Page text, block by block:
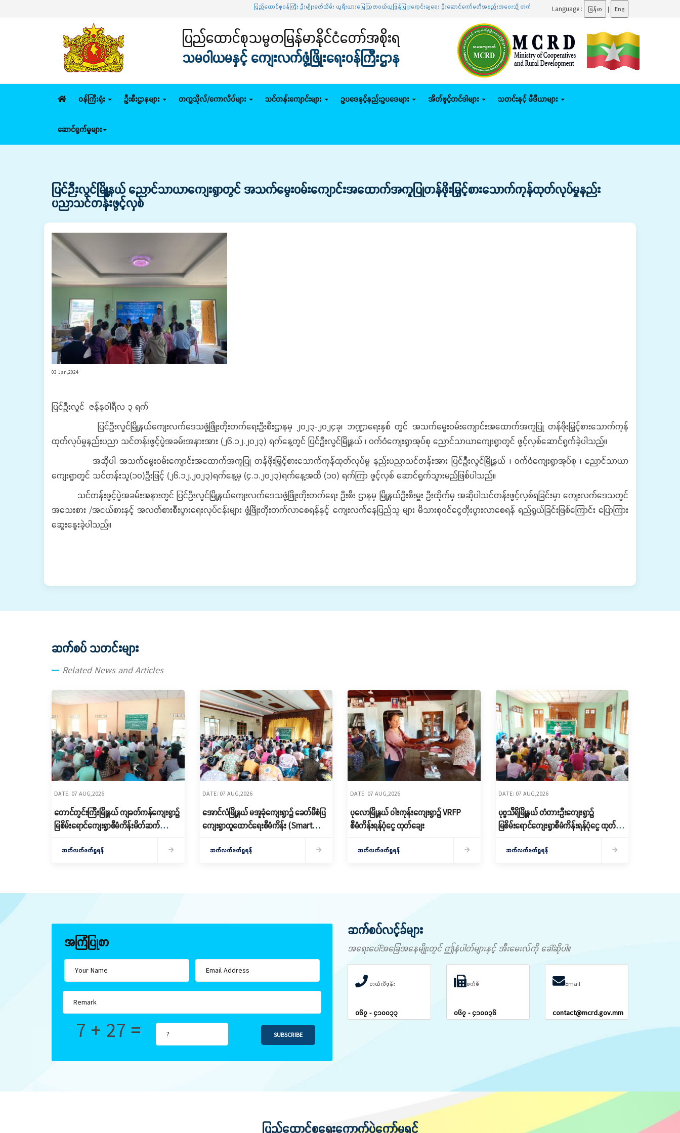
ပြည်ထောင်စုဝန်ကြီး ဦးမျိုးဇော်သိမ်း ယူရီးယားမြေဩဇာဝယ်ယူဖြန့်ဖြူးရောင်းချရေး ဦးဆောင်ကော်မတီအစည်းအဝေးသို့ တက်ရောက်....... ပြည်ထောင်စုဝန်ကြီး ဦးမျိုးဇော်သိမ်း နေပြည်တော်ကောင်စီန
Language : မြန်မာ | Eng
ပြည်ထောင်စုသမ္မတမြန်မာနိုင်ငံတော်အစိုးရ
သမဝါယမနှင့် ကျေးလက်ဖွံ့ဖြိုးရေးဝန်ကြီးဌာန
ဝန်ကြီးရုံး ဦးစီးဌာနများ တက္ကသိုလ်/ကောလိပ်များ သင်တန်းကျောင်းများ ဥပဒေနှင့်နည်းဥပဒေများ အိတ်ဖွင့်တင်ဒါများ သတင်းနှင့် မီဒီယာများ
ဆောင်ရွက်မှုများ
ပြင်ဉီးလွင်မြို့နယ် ညောင်သာယာကျေးရွာတွင် အသက်မွေးဝမ်းကျောင်းအထောက်အကူပြုတန်ဖိုးမြှင့်စားသောက်ကုန်ထုတ်လုပ်မှုနည်း
ပညာသင်တန်းဖွင့်လှစ်
03 Jan,2024
ပြင်ဦးလွင် ဇန်နဝါရီလ ၃ ရက်
ပြင်ဦးလွင်မြို့နယ်ကျေးလက်ဒေသဖွံ့ဖြိုးတိုးတက်ရေးဦးစီးဌာနမှ ၂၀၂၃-၂၀၂၄ခု၊ ဘဏ္ဍာရေးနှစ် တွင် အသက်မွေးဝမ်းကျောင်းအထောက်အကူပြု တန်ဖိုးမြှင့်စားသောက်ကုန်
ထုတ်လုပ်မှုနည်းပညာ သင်တန်းဖွင့်ပွဲအခမ်းအနားအား (၂၆.၁၂.၂၀၂၃) ရက်နေ့တွင် ပြင်ဦးလွင်မြို့နယ် ၊ ဝက်ဝံကျေးရွာအုပ်စု ညောင်သာယာကျေးရွာတွင် ဖွင့်လှစ်ဆောင်ရွက်ခဲ့ပါသည်။
အဆိုပါ အသက်မွေးဝမ်းကျောင်းအထောက်အကူပြု တန်ဖိုးမြှင့်စားသောက်ကုန်ထုတ်လုပ်မှု နည်းပညာသင်တန်းအား ပြင်ဦးလွင်မြို့နယ် ၊ ဝက်ဝံကျေးရွာအုပ်စု ၊ ညောင်သာယာ
ကျေးရွာတွင် သင်တန်းသူ(၁၀)ဦးဖြင့် (၂၆.၁၂.၂၀၂၃)ရက်နေ့မှ (၄.၁.၂၀၂၃)ရက်နေ့အထိ (၁၀) ရက်ကြာ ဖွင့်လှစ် ဆောင်ရွက်သွားမည်ဖြစ်ပါသည်။
သင်တန်းဖွင့်ပွဲအခမ်းအနားတွင် ပြင်ဦးလွင်မြို့နယ်ကျေးလက်ဒေသဖွံ့ဖြိုးတိုးတက်ရေး ဦးစီး ဌာနမှ မြို့နယ်ဦးစီးမှူး ဦးထိုက်မှ အဆိုပါသင်တန်းဖွင့်လှစ်ရခြင်းမှာ ကျေးလက်ဒေသတွင်
အသေးစား /အငယ်စားနှင့် အလတ်စားစီးပွားရေးလုပ်ငန်းများ ဖွံ့ဖြိုးတိုးတက်လာစေရန်နှင့် ကျေးလက်နေပြည်သူ များ မိသားစုဝင်ငွေတိုးပွားလာစေရန် ရည်ရွယ်ခြင်းဖြစ်ကြောင်း ပြောကြား
ဆွေးနွေးခဲ့ပါသည်။
ဆက်စပ် သတင်းများ
Related News and Articles
DATE: 07 AUG,2026
တောင်တွင်းကြီးမြို့နယ် ကျခတ်ကန်ကျေးရွာ၌
မြစိမ်းရောင်ကျေးရွာစီမံကိန်းမိတ်ဆက်
ပြုလုပ်
ဆက်လက်ဖတ်ရှုရန်
DATE: 07 AUG,2026
အောင်လံမြို့နယ် မအူခုံကျေးရွာ၌ ခေတ်မီစံပြ
ကျေးရွာထူထောင်ရေးစီမံကိန်း (Smart
ဖွဲ့စည်း
ဆက်လက်ဖတ်ရှုရန်
DATE: 07 AUG,2026
ပုလောမြို့နယ် ဝါးကုန်းကျေးရွာ၌ ‌VRFP
စီမံကိန်းရန်ပုံငွေ ထုတ်ချေး
ဆက်လက်ဖတ်ရှုရန်
DATE: 07 AUG,2026
ပုဗ္ဗသီရိမြို့နယ် တံတားဦးကျေးရွာ၌
မြစိမ်းရောင်ကျေးရွာစီမံကိန်းရန်ပုံငွေ ထုတ်
ဆက်လက်ဖတ်ရှုရန်
အကြံပြုစာ
7 + 27 = SUBSCRIBE
ဆက်စပ်လင့်ခ်များ
အရေးပေါ်အခြေအနေမျိုးတွင် ဤနံပါတ်များနှင့် အီးမေးလ်ကို ခေါ်ဆိုပါ။
တယ်လီဖုန်း
၀၆၇ - ၄၁၀၀၃၃
ဖက်စ်
၀၆၇ - ၄၁၀၀၃၆
Email
contact@mcrd.gov.mm
ပြည်ထောင်စုရွေးကောက်ပွဲကော်မရှင်